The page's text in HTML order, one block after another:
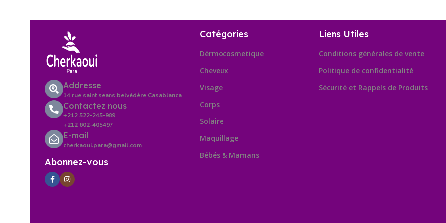
Addresse
14 rue saint seans belvédère Casablanca
Contactez nous
+212 522-245-989
+212 602-405497
E-mail
cherkaoui.para@gmail.com
Abonnez-vous
Catégories
Dérmocosmetique
Cheveux
Visage
Corps
Solaire
Maquillage
Bébés & Mamans
Liens Utiles
Conditions générales de vente
Politique de confidentialité
Sécurité et Rappels de Produits